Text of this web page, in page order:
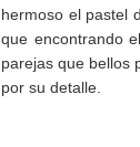
hermoso el pastel
que encontrando
parejas que bellos
por su detalle.